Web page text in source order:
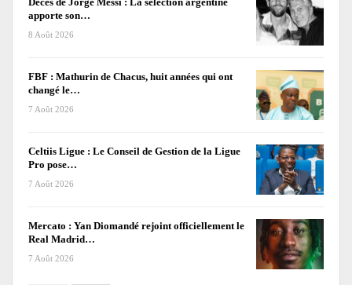
apporte son…
8 Août 2026
FBF : Mathurin de Chacus, huit années qui ont
changé le…
7 Août 2026
Celtiis Ligue : Le Conseil de Gestion de la Ligue
Pro pose…
7 Août 2026
Mercato : Yan Diomandé rejoint officiellement le
Real Madrid…
7 Août 2026